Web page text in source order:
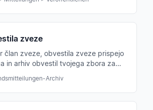
zveze
član zveze, obvestila zveze prispejo
in arhiv obvestil tvojega zbora za
Archiv